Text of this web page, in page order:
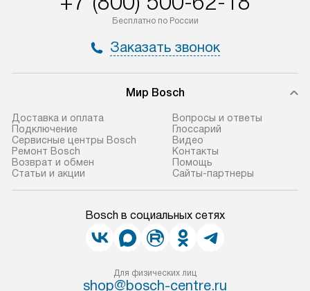
Бесплатно по России
Заказать звонок
Мир Bosch
Доставка и оплата
Подключение
Сервисные центры Bosch
Ремонт Bosch
Возврат и обмен
Статьи и акции
Вопросы и ответы
Глоссарий
Видео
Контакты
Помощь
Сайты-партнеры
Bosch в социальных сетях
Для физических лиц
shop@bosch-centre.ru